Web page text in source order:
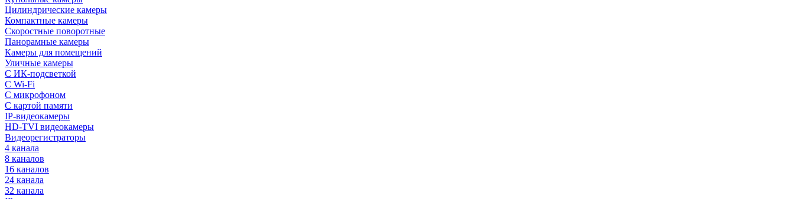
Цилиндрические камеры
Компактные камеры
Скоростные поворотные
Панорамные камеры
Камеры для помещений
Уличные камеры
С ИК-подсветкой
С Wi-Fi
С микрофоном
С картой памяти
IP-видеокамеры
HD-TVI видеокамеры
Видеорегистраторы
4 канала
8 каналов
16 каналов
24 канала
32 канала